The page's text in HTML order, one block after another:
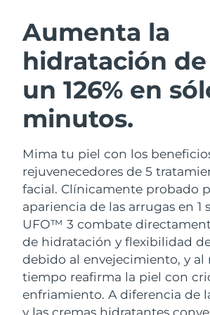
Aumenta la
hidratación
un 126% en
minutos.
Mima tu piel con los
rejuvenecedores de 5
facial. Clínicamente probado
apariencia de las arrugas en 1
UFO™ 3 combate
de hidratación y flexibilidad
debido al envejecimiento, y al
tiempo reafirma la piel con
enfriamiento. A diferencia de
y las cremas hidratantes
Limpieza facial
LUNA™ 4 pack
Anti-aging massage
LUNA™ 4 Plus
Massage, LED heating
LUNA™ 4 Men
For men, anti-aging
Lifting
BEAR™ 2 pack
Microcurrent toning
BEAR™ 2 go
Microcurrent toning on-
BEAR™ 2 eyes &
Microcurrent line
Hidratación
UFO™ 3 pack
Deep facial hydration
UFO™ 3 LED
Near-infrared and red
device
issa™ 4
Hybrid silicone sonic
issa™ 4 plus
Smart hybrid silicone
TRATAMIENTO
Antiedad
NEW
Austria
Baréin
Bélgica
Bermudas
Bosnia y Herzegovina
Brunéi
Bulgaria
Canadá
Chile